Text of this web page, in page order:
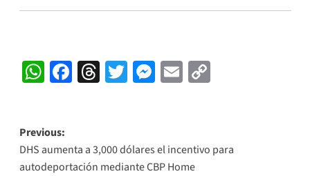
WhatsApp
Facebook
Threads
Twitter
Messenger
EmailCopy
Post
navigation
Previous:
DHS aumenta a 3,000 dólares el incentivo para
autodeportación mediante CBP Home